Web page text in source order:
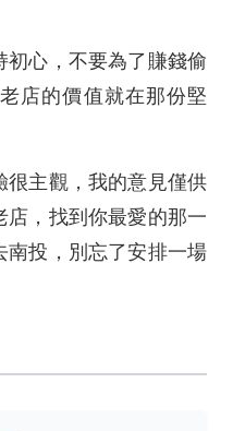
初心，不要為了賺錢偷
店的價值就在那份堅
很主觀，我的意見僅供
店，找到你最愛的那一
南投，別忘了安排一場